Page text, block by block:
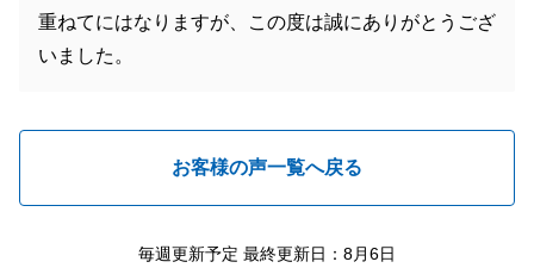
重ねてにはなりますが、この度は誠にありがとうござ
いました。
お客様の声一覧へ戻る
毎週更新予定 最終更新日：8月6日